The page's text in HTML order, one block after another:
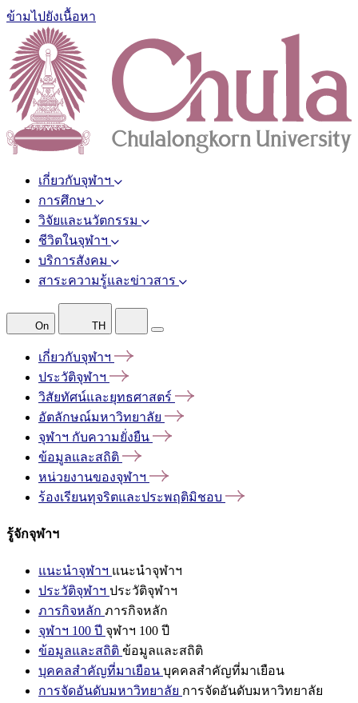
ข้ามไปยังเนื้อหา
เกี่ยวกับจุฬาฯ
การศึกษา
วิจัยและนวัตกรรม
ชีวิตในจุฬาฯ
บริการสังคม
สาระความรู้และข่าวสาร
On TH
เกี่ยวกับจุฬาฯ
ประวัติจุฬาฯ
วิสัยทัศน์และยุทธศาสตร์
อัตลักษณ์มหาวิทยาลัย
จุฬาฯ กับความยั่งยืน
ข้อมูลและสถิติ
หน่วยงานของจุฬาฯ
ร้องเรียนทุจริตและประพฤติมิชอบ
รู้จักจุฬาฯ
แนะนำจุฬาฯ แนะนำจุฬาฯ
ประวัติจุฬาฯ ประวัติจุฬาฯ
ภารกิจหลัก ภารกิจหลัก
จุฬาฯ 100 ปี จุฬาฯ 100 ปี
ข้อมูลและสถิติ ข้อมูลและสถิติ
บุคคลสำคัญที่มาเยือน บุคคลสำคัญที่มาเยือน
การจัดอันดับมหาวิทยาลัย การจัดอันดับมหาวิทยาลัย